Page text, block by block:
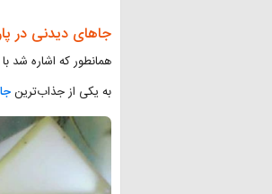
جاهای دیدنی در
همانطور که اشاره
به یکی از جذاب‌ترین